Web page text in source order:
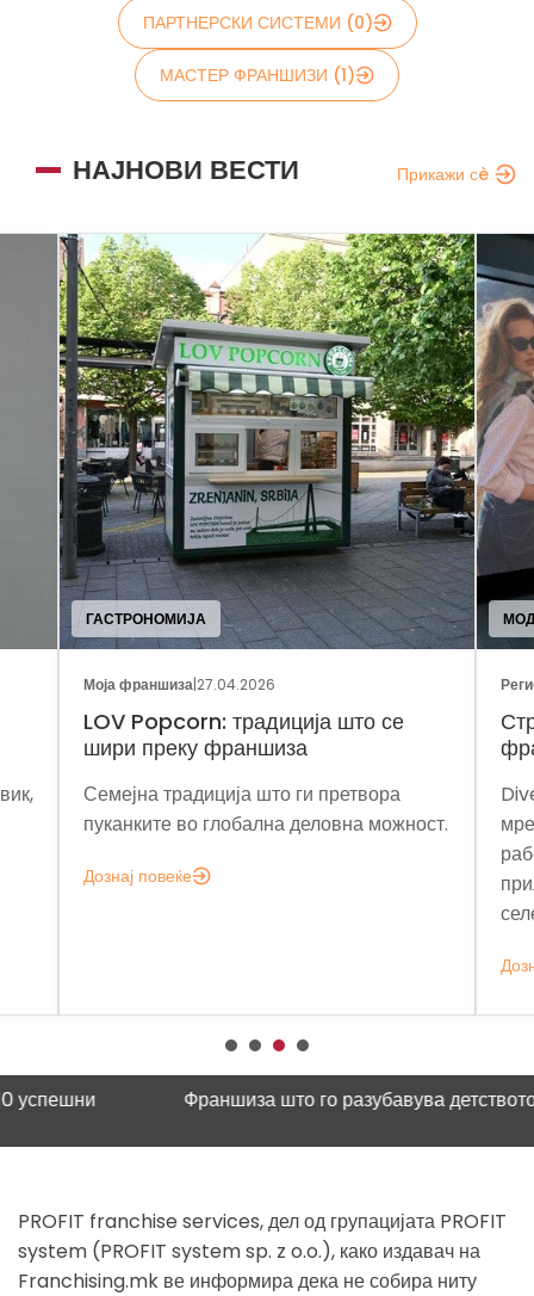
Прати
ПАРТНЕРСКИ СИСТЕМИ (0)
МАСТЕР ФРАНШИЗИ (1)
НАЈНОВИ ВЕСТИ Прикажи сè
ГАСТРОНОМИЈА
Моја франшиза|27.04.2026
LOV Popcorn: традиција што се
шири преку франшиза
Семејна традиција што ги претвора
пуканките во глобална деловна можност.
Дознај повеќе
Франшиза што го разубавува детството
PROFIT franchise services, дел од групацијата PROFIT
system (PROFIT system sp. z o.o.), како издавач на
Franchising.mk ве информира дека не собира ниту